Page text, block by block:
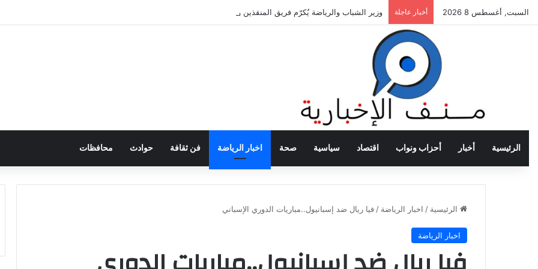
السبت, أغسطس 8 2026 أخبار عاجلة وزير الشباب والرياضة يُكرّم فريق المنقذين والعاملين بحمام السباحة الأولمبي بمركز التنمية الشبابية والرياضية
الرئيسية أخبار أحزاب ونواب اقتصاد سياسية صحة اخبار الرياضة فن ثقافة حوادث محافظات
الرئيسية / اخبار الرياضة / فيا ريال ضد إسبانيول..مباريات الدوري الإسباني
اخبار الرياضة